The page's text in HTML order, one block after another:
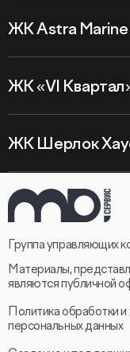
ЖК Astra Marine
ЖК «VI
ЖК Шерлок
Группа управляющих
Материалы,
являются публичной
Политика обработки и
персональных данных